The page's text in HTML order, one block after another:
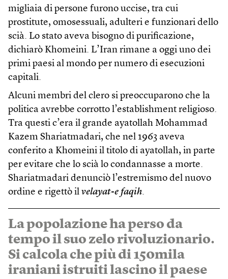
migliaia di persone furono uccise, tra cui
prostitute, omosessuali, adulteri e funzionari dello
scià. Lo stato aveva bisogno di purificazione,
dichiarò Khomeini. L’Iran rimane a oggi uno dei
primi paesi al mondo per numero di esecuzioni
capitali.
Alcuni membri del clero si preoccuparono che la
politica avrebbe corrotto l’establishment religioso.
Tra questi c’era il grande ayatollah Mohammad
Kazem Shariatmadari, che nel 1963 aveva
conferito a Khomeini il titolo di ayatollah, in parte
per evitare che lo scià lo condannasse a morte.
Shariatmadari denunciò l’estremismo del nuovo
ordine e rigettò il velayat-e faqih.
La popolazione ha perso da
tempo il suo zelo rivoluzionario.
Si calcola che più di 150mila
iraniani istruiti lascino il paese